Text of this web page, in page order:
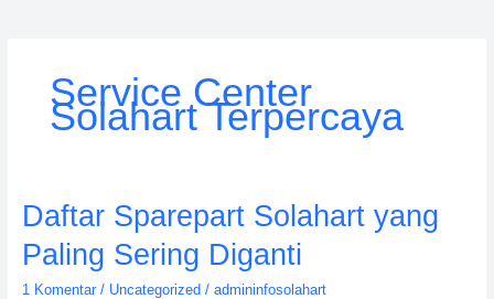
Service Center
Solahart Terpercaya
Daftar Sparepart Solahart yang
Paling Sering Diganti
1 Komentar / Uncategorized / admininfosolahart
Daftar
Sparepart
Solahart
yang